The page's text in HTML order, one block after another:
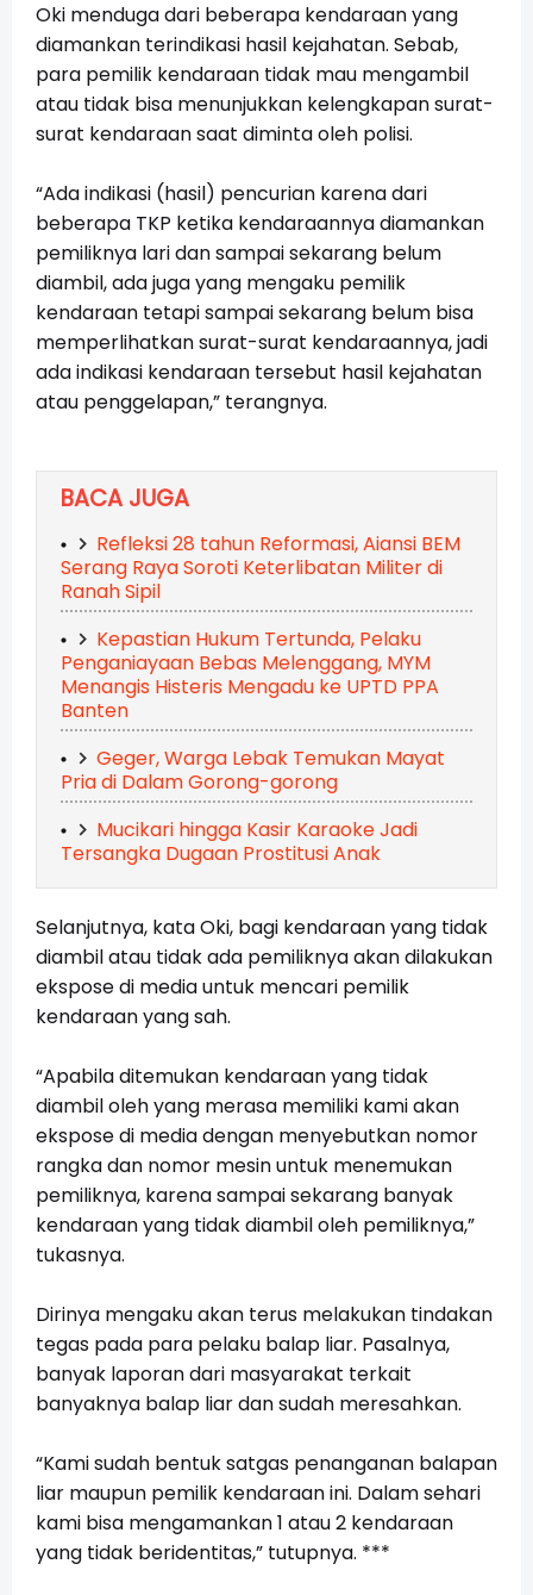
Oki menduga dari beberapa kendaraan yang
diamankan terindikasi hasil kejahatan. Sebab,
para pemilik kendaraan tidak mau mengambil
atau tidak bisa menunjukkan kelengkapan surat-
surat kendaraan saat diminta oleh polisi.
“Ada indikasi (hasil) pencurian karena dari
beberapa TKP ketika kendaraannya diamankan
pemiliknya lari dan sampai sekarang belum
diambil, ada juga yang mengaku pemilik
kendaraan tetapi sampai sekarang belum bisa
memperlihatkan surat-surat kendaraannya, jadi
ada indikasi kendaraan tersebut hasil kejahatan
atau penggelapan,” terangnya.
BACA JUGA
Refleksi 28 tahun Reformasi, Aiansi BEM
Serang Raya Soroti Keterlibatan Militer di
Ranah Sipil
Kepastian Hukum Tertunda, Pelaku
Penganiayaan Bebas Melenggang, MYM
Menangis Histeris Mengadu ke UPTD PPA
Banten
Geger, Warga Lebak Temukan Mayat
Pria di Dalam Gorong-gorong
Mucikari hingga Kasir Karaoke Jadi
Tersangka Dugaan Prostitusi Anak
Selanjutnya, kata Oki, bagi kendaraan yang tidak
diambil atau tidak ada pemiliknya akan dilakukan
ekspose di media untuk mencari pemilik
kendaraan yang sah.
“Apabila ditemukan kendaraan yang tidak
diambil oleh yang merasa memiliki kami akan
ekspose di media dengan menyebutkan nomor
rangka dan nomor mesin untuk menemukan
pemiliknya, karena sampai sekarang banyak
kendaraan yang tidak diambil oleh pemiliknya,”
tukasnya.
Dirinya mengaku akan terus melakukan tindakan
tegas pada para pelaku balap liar. Pasalnya,
banyak laporan dari masyarakat terkait
banyaknya balap liar dan sudah meresahkan.
“Kami sudah bentuk satgas penanganan balapan
liar maupun pemilik kendaraan ini. Dalam sehari
kami bisa mengamankan 1 atau 2 kendaraan
yang tidak beridentitas,” tutupnya. ***